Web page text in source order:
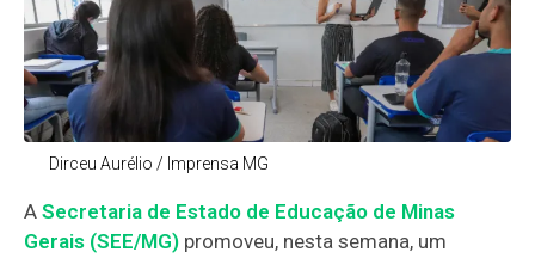
Dirceu Aurélio / Imprensa MG
ASecretaria de Estado de Educação de Minas
Gerais (SEE/MG) promoveu, nesta semana, um